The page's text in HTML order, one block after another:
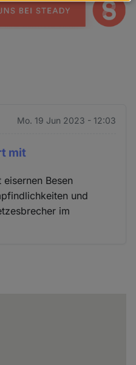
Mo. 19 Jun 2023 - 12:03
mit
Besen
und
im